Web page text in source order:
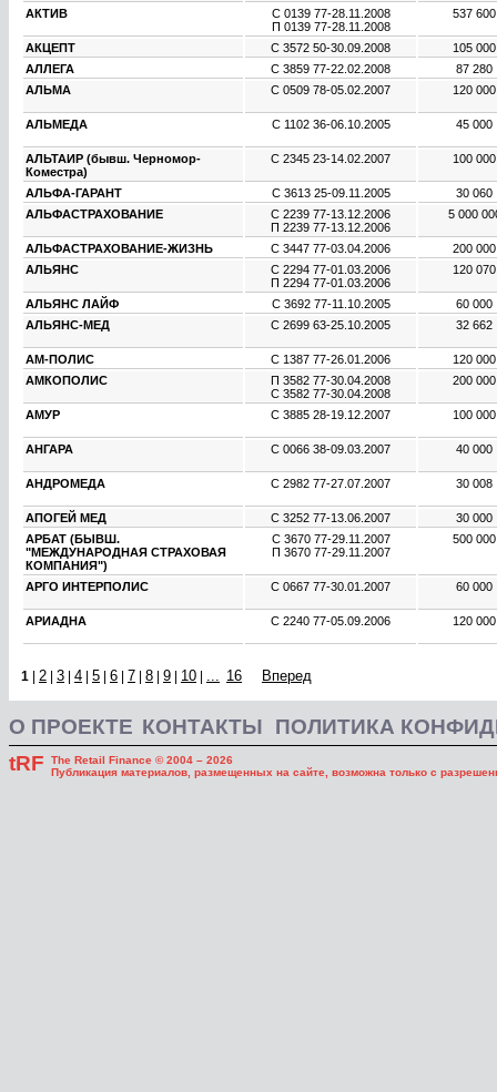
АКТИВ С 0139 77-28.11.2008
П 0139 77-28.11.2008
537
АКЦЕПТ С 3572 50-30.09.2008
105
АЛЛЕГА
С 3859 77-22.02.2008
87 280
АЛЬМА
С 0509 78-05.02.2007 120
АЛЬМЕДА С 1102 36-06.10.2005 45 000
АЛЬТАИР (бывш. Черномор-
Коместра)
С 2345 23-14.02.2007 100
АЛЬФА-ГАРАНТ С 3613 25-09.11.2005
30 060
АЛЬФАСТРАХОВАНИЕ
С 2239 77-13.12.2006
П 2239 77-13.12.2006
5 000
АЛЬФАСТРАХОВАНИЕ-ЖИЗНЬ С 3447 77-03.04.2006
200
АЛЬЯНС
С 2294 77-01.03.2006
П 2294 77-01.03.2006
120
АЛЬЯНС ЛАЙФ С 3692 77-11.10.2005
60 000
АЛЬЯНС-МЕД
С 2699 63-25.10.2005 32 662
АМ-ПОЛИС С 1387 77-26.01.2006
120
АМКОПОЛИС
П 3582 77-30.04.2008
С 3582 77-30.04.2008
200
АМУР С 3885 28-19.12.2007 100
АНГАРА С 0066 38-09.03.2007 40 000
АНДРОМЕДА С 2982 77-27.07.2007 30 008
АПОГЕЙ МЕД С 3252 77-13.06.2007
30 000
АРБАТ (БЫВШ.
"МЕЖДУНАРОДНАЯ СТРАХОВАЯ
КОМПАНИЯ")
С 3670 77-29.11.2007
П 3670 77-29.11.2007
500
АРГО ИНТЕРПОЛИС С 0667 77-30.01.2007 60 000
АРИАДНА С 2240 77-05.09.2006 120
1 2 3 4 5 6 7 8 9 10 ... 16 Вперед
О ПРОЕКТЕ КОНТАКТЫ ПОЛИТИКА
The Retail Finance © 2004 – 2026
Публикация материалов, размещенных на сайте, возможна только с
tRF